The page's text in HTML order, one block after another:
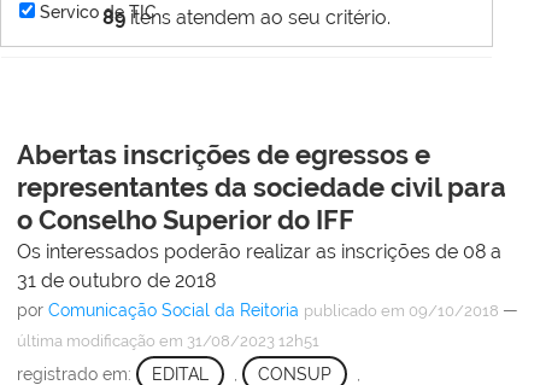
89 itens atendem ao seu critério.
Servico de TIC
Abertas inscrições de egressos e
representantes da sociedade civil para
o Conselho Superior do IFF
Os interessados poderão realizar as inscrições de 08 a
31 de outubro de 2018
por Comunicação Social da Reitoria publicado em 09/10/2018 —
última modificação em 31/08/2023 12h51
registrado em: EDITAL CONSUP